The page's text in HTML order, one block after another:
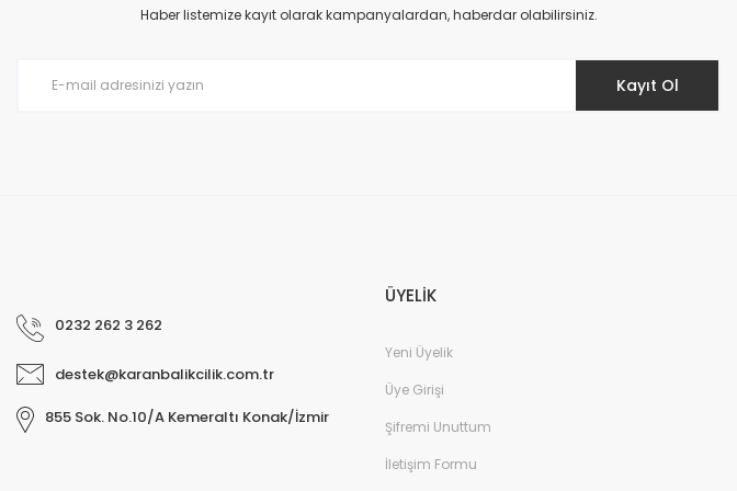
Haber listemize kayıt olarak kampanyalardan, haberdar olabilirsiniz.
Kayıt Ol
0232 262 3 262
destek@karanbalikcilik.com.tr
855 Sok. No.10/A Kemeraltı Konak/İzmir
ÜYELİK
Yeni Üyelik
Üye Girişi
Şifremi Unuttum
İletişim Formu